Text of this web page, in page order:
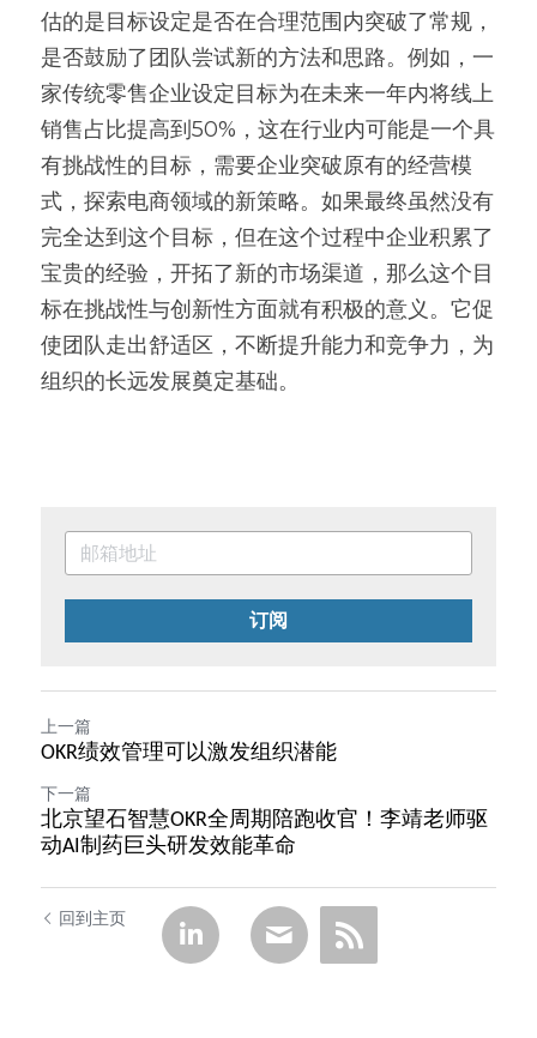
估的是目标设定是否在合理范围内突破了常规，
是否鼓励了团队尝试新的方法和思路。例如，一
家传统零售企业设定目标为在未来一年内将线上
销售占比提高到50%，这在行业内可能是一个具
有挑战性的目标，需要企业突破原有的经营模
式，探索电商领域的新策略。如果最终虽然没有
完全达到这个目标，但在这个过程中企业积累了
宝贵的经验，开拓了新的市场渠道，那么这个目
标在挑战性与创新性方面就有积极的意义。它促
使团队走出舒适区，不断提升能力和竞争力，为
组织的长远发展奠定基础。
订阅
上一篇
OKR绩效管理可以激发组织潜能
下一篇
北京望石智慧OKR全周期陪跑收官！李靖老师驱
动AI制药巨头研发效能革命
回到主页